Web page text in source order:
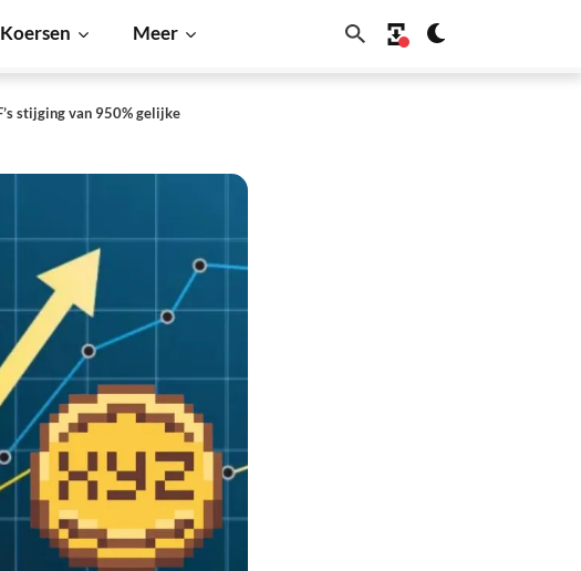
Koersen Meer
stijging van 950% gelijke